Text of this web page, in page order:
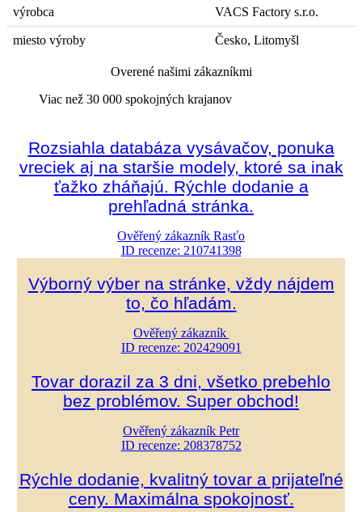
výrobca VACS Factory s.r.o.
miesto výroby Česko, Litomyšl
Overené našimi zákazníkmi
Viac než 30 000 spokojných krajanov
Rozsiahla databáza vysávačov, ponuka
vreciek aj na staršie modely, ktoré sa inak
ťažko zháňajú. Rýchle dodanie a
prehľadná stránka.
Ověřený zákazník Rasťo
ID recenze: 210741398
Výborný výber na stránke, vždy nájdem
to, čo hľadám.
Ověřený zákazník
ID recenze: 202429091
Tovar dorazil za 3 dni, všetko prebehlo
bez problémov. Super obchod!
Ověřený zákazník Petr
ID recenze: 208378752
Rýchle dodanie, kvalitný tovar a prijateľné
ceny. Maximálna spokojnosť.